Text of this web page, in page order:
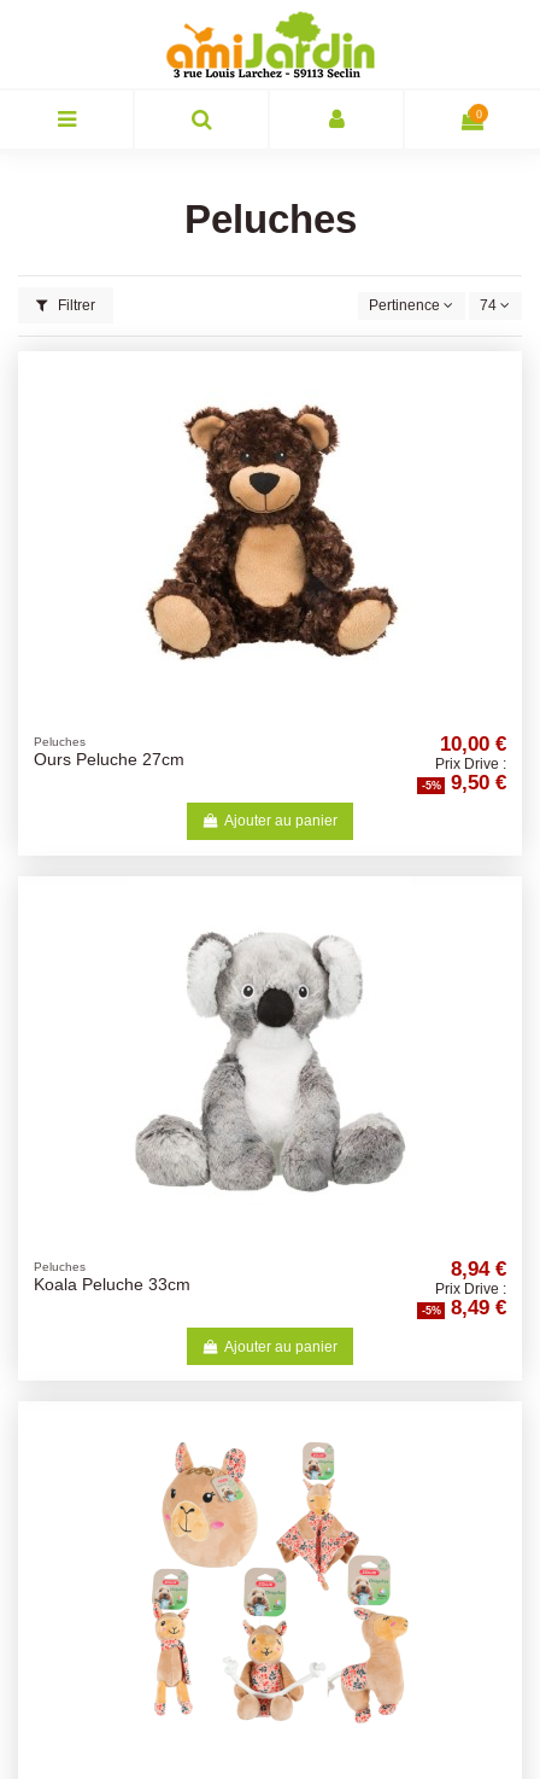
0
Peluches
Filtrer Pertinence 74
Peluches
Ours Peluche 27cm
10,00 €
Prix Drive :
-5% 9,50 €
Ajouter au panier
Peluches
Koala Peluche 33cm
8,94 €
Prix Drive :
-5% 8,49 €
Ajouter au panier